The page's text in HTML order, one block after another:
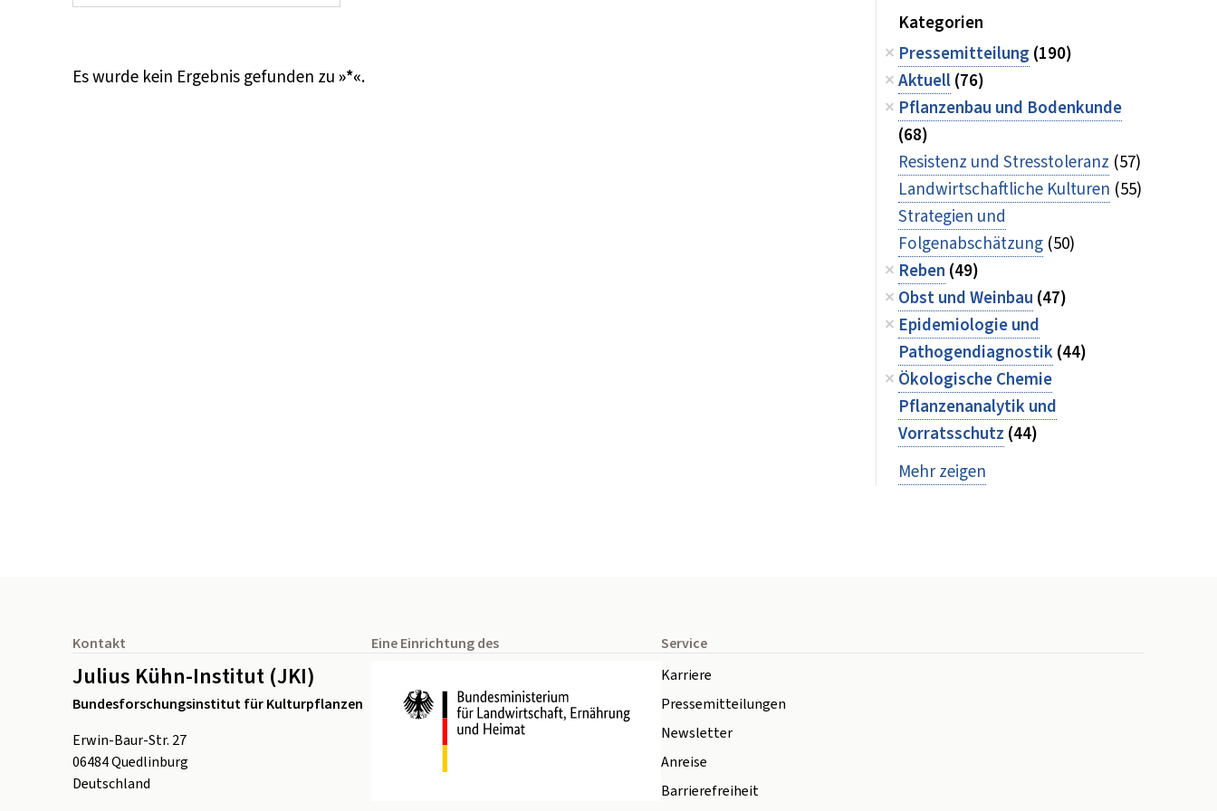
Es wurde kein Ergebnis gefunden zu»*«.
Kategorien
Pressemitteilung (190)
Aktuell(76)
Pflanzenbau und Bodenkunde
(68)
Resistenz und Stresstoleranz (57)
Landwirtschaftliche Kulturen (55)
Strategien und
Folgenabschätzung (50)
Reben (49)
Obst und Weinbau (47)
Epidemiologie und
Pathogendiagnostik(44)
Ökologische Chemie
Pflanzenanalytik und
Vorratsschutz (44)
Mehr zeigen
Kontakt
Julius Kühn-Institut (JKI)
Bundesforschungsinstitut für Kulturpflanzen
Erwin-Baur-Str. 27
06484Quedlinburg
Deutschland
Eine Einrichtung des
Service
Karriere
Pressemitteilungen
Newsletter
Anreise
Barrierefreiheit